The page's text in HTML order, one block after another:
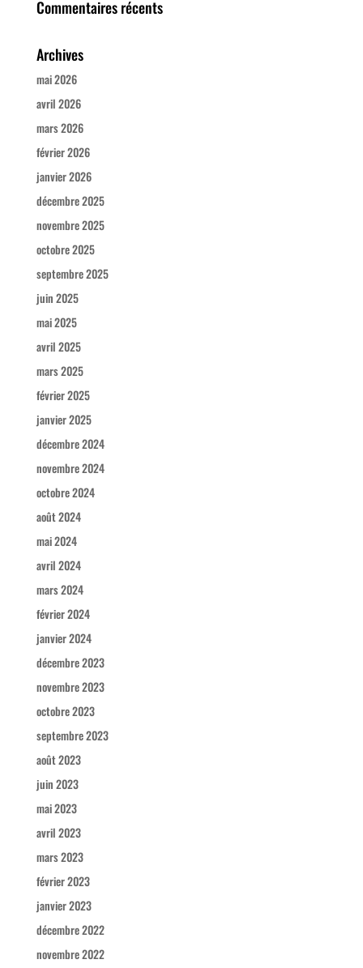
Commentaires récents
Archives
mai 2026
avril 2026
mars 2026
février 2026
janvier 2026
décembre 2025
novembre 2025
octobre 2025
septembre 2025
juin 2025
mai 2025
avril 2025
mars 2025
février 2025
janvier 2025
décembre 2024
novembre 2024
octobre 2024
août 2024
mai 2024
avril 2024
mars 2024
février 2024
janvier 2024
décembre 2023
novembre 2023
octobre 2023
septembre 2023
août 2023
juin 2023
mai 2023
avril 2023
mars 2023
février 2023
janvier 2023
décembre 2022
novembre 2022